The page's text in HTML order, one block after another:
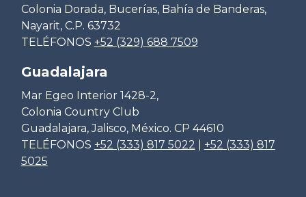
Colonia Dorada, Bucerías, Bahía de Banderas,
Nayarit, C.P. 63732
TELÉFONOS +52 (329) 688 7509
Guadalajara
Mar Egeo Interior 1428-2,
Colonia Country Club
Guadalajara, Jalisco, México. CP 44610
TELÉFONOS +52 (333) 817 5022
+52 (333) 817
5025